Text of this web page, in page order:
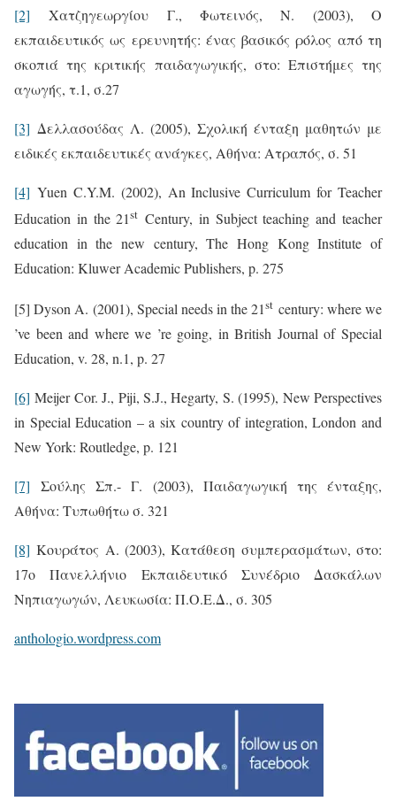
[2] Χατζηγεωργίου Γ., Φωτεινός, Ν. (2003), Ο
εκπαιδευτικός ως ερευνητής: ένας βασικός ρόλος από τη
σκοπιά της κριτικής παιδαγωγικής, στο: Επιστήμες της
αγωγής, τ.1, σ.27
[3] Δελλασούδας Λ. (2005), Σχολική ένταξη μαθητών με
ειδικές εκπαιδευτικές ανάγκες, Αθήνα: Ατραπός, σ. 51
[4] Yuen C.Y.M. (2002), An Inclusive Curriculum for Teacher
Education in the 21st Century, in Subject teaching and teacher
education in the new century, The Hong Kong Institute of
Education: Kluwer Academic Publishers, p. 275
[5] Dyson A. (2001), Special needs in the 21st century: where we
’ve been and where we ’re going, in British Journal of Special
Education, v. 28, n.1, p. 27
[6] Meijer Cor. J., Piji, S.J., Hegarty, S. (1995), New Perspectives
in Special Education – a six country of integration, London and
New York: Routledge, p. 121
[7] Σούλης Σπ.- Γ. (2003), Παιδαγωγική της ένταξης,
Αθήνα: Τυπωθήτω σ. 321
[8] Κουράτος Α. (2003), Κατάθεση συμπερασμάτων, στο:
17o Πανελλήνιο Εκπαιδευτικό Συνέδριο Δασκάλων
Νηπιαγωγών, Λευκωσία: Π.Ο.Ε.Δ., σ. 305
anthologio.wordpress.com